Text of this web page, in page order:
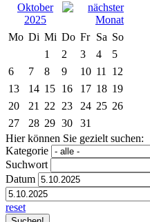
Oktober
2025
Mo Di Mi Do Fr Sa So
1
2 3 4
5
6
7 8 9 10 11
12
13
14 15 16 17 18 19
20
21 22 23 24 25 26
27
28 29 30
31
Hier können Sie gezielt suchen:
Kategorie
Suchwort
Datum
reset